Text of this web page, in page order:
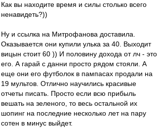
Как вы находите время и силы столько всего
ненавидеть?))
Ну и ссылка на Митрофанова доставила.
Оказывается они купили улька за 40. Выходит
вицын стоит 60 )) И половину дохода от лч - это
его. А гарай с данни просто рядом стояли. А
еще они его футболок в пампасах продали на
19 мультов. Отлично научились красивые
отчеты писать. Просто если всю прибыль
вешать на зеленого, то весь остальной их
шопинг на последние несколько лет на пару
сотен в минус выйдет.